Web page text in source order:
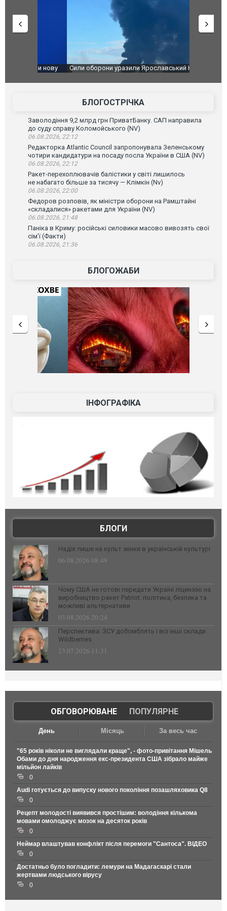
Сили оборони уразили Ярославський НПЗ:
атаку. ВІДЕО
Неймар
БЛОГОСТРІЧКА
Заволодіння 9,2 млрд грн ПриватБанку. САП направила
до суду справу Коломойського (NV)
06.08.2026, 22:12
Редакторка Atlantic Council запропонувала Зеленському
чотири кандидатури на посаду посла України в США (NV)
06.08.2026, 22:12
Ракет-перехоплювачів балістики у світі лишилось
не набагато більше за тисячу — Клімкін (Nv)
06.08.2026, 22:00
Федоров розповів, як міністри оборони на Рамштайні
«складалися» ракетами для України (NV)
06.08.2026, 21:48
Паніка в Криму: російські силовики масово вивозять свої
сім’ї (Факти)
06.08.2026, 21:36
БЛОГОЖАБИ
ІНФОГРАФІКА
БЛОГИ
Надія лише на культ жінки в українській культурі
06.08.2026 08:49
Чому США не готові передати Україні ліцензію на
виробництво ракет Patriot: політика, безпека та
можливі альтернативи
03.08.2026 20:24
Перспектива: ЗСУ добомблять і всі інші склади
Wildberries
23.07.2026 11:31
ОБГОВОРЮВАНЕ| ПОПУЛЯРНЕ
День Місяць За весь час
"65 років ніколи не виглядали краще", - фото-привітання Мішель
Обами до дня народження екс-президента США зібрало майже
мільйон лайків
0
Audi готується до випуску нового покоління позашляховика Q8
0
Рецепт молодості виявився простішим: володіння кількома
мовами омолоджує мозок на десяток років
0
Неймар влаштував конфлікт після перемоги "Сантоса". ВІДЕО
0
Достатньо було погладити: лемури на Мадагаскарі стали
жертвами людського вірусу
0